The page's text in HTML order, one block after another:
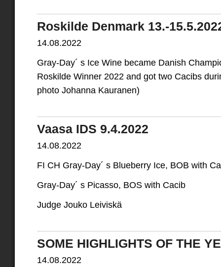
Roskilde Denmark 13.-
14.08.2022
Gray-Day´ s Ice Wine became Danish
Roskilde Winner 2022 and got two Cacibs
photo Johanna Kauranen)
Vaasa IDS 9.4.2022
14.08.2022
FI CH Gray-Day´ s Blueberry Ice, BOB with
Gray-Day´ s Picasso, BOS with Cacib
Judge Jouko Leiviskä
SOME HIGHLIGHTS OF THE
14.08.2022